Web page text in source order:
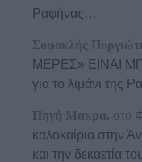
Ραφήνας…
Σοφοκλής
ΜΕΡΕΣ» ΕΙΝΑΙ
για το λιμάνι της
Πηγή Μακρα. στο
καλοκαίρια στην
και την δεκαετία